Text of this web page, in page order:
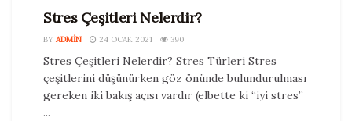
Stres Çeşitleri Nelerdir?
BY ADMIN 24 OCAK 2021 390
Stres Çeşitleri Nelerdir? Stres Türleri Stres
çeşitlerini düşünürken göz önünde bulundurulması
gereken iki bakış açısı vardır (elbette ki “iyi stres”
...